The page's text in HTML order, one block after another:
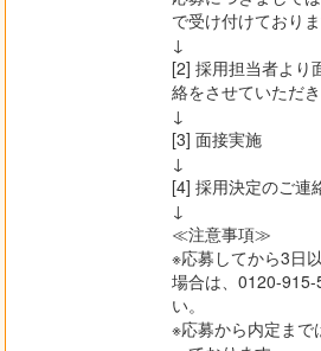
で受け付けておりま
↓
[2] 採用担当者より
絡をさせていただ
↓
[3] 面接実施
↓
[4] 採用決定のご連
↓
≪注意事項≫
※応募してから3日
場合は、0120-915-
い。
※応募から内定まで